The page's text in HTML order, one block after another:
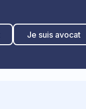
Je suis avocat